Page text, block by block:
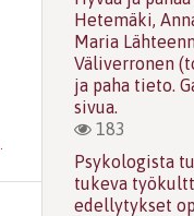
.
Hetemäki,
Maria
Väliverronen
ja paha tieto.
sivua.
183
Psykologista
tukeva
edellytykset